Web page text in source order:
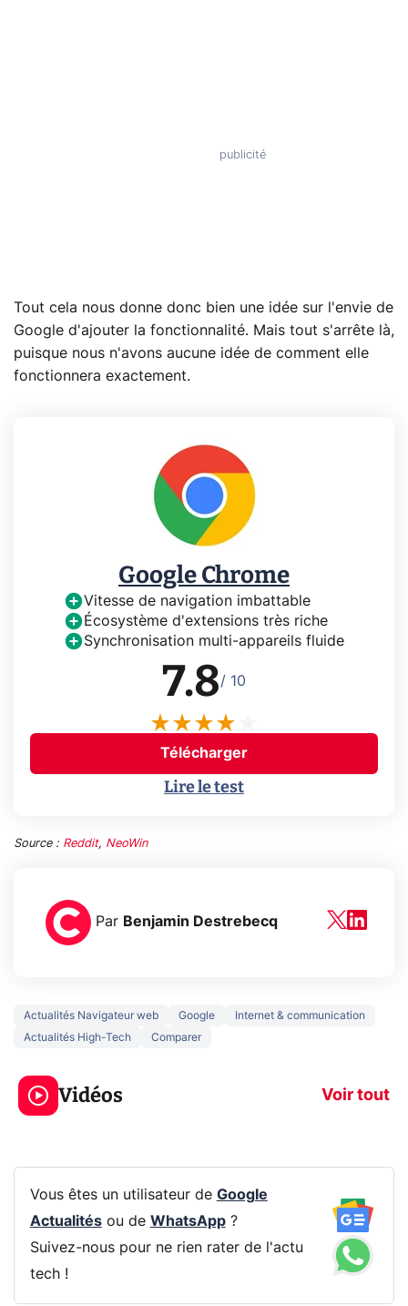
Tout cela nous donne donc bien une idée sur l'envie de
Google d'ajouter la fonctionnalité. Mais tout s'arrête là,
puisque nous n'avons aucune idée de comment elle
fonctionnera exactement.
Google Chrome
Vitesse de navigation imbattable
Écosystème d'extensions très riche
Synchronisation multi-appareils fluide
7.8/ 10
Télécharger
Lire le test
Source : Reddit, NeoWin
Par Benjamin Destrebecq
Actualités Navigateur web Google
Internet & communication
Actualités High-Tech
Comparer
Vidéos Voir tout
3 écrans en 1 pour
319€ ? Voici L'AOC
CQ32G4ZA !
prochaine
Vous êtes un utilisateur de Google
Actualitésou de WhatsApp?
Suivez-nous pour ne rien rater de l'actu
tech !